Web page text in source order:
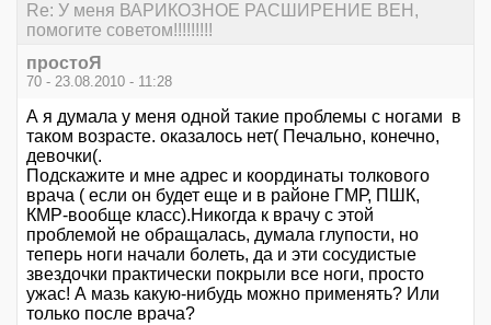
Re: У меня ВАРИКОЗНОЕ РАСШИРЕНИЕ ВЕН,
помогите советом!!!!!!!!!
простоЯ
70 - 23.08.2010 - 11:28
А я думала у меня одной такие проблемы с ногами в
таком возрасте. оказалось нет( Печально, конечно,
девочки(.
Подскажите и мне адрес и координаты толкового
врача ( если он будет еще и в районе ГМР, ПШК,
КМР-вообще класс).Никогда к врачу с этой
проблемой не обращалась, думала глупости, но
теперь ноги начали болеть, да и эти сосудистые
звездочки практически покрыли все ноги, просто
ужас! А мазь какую-нибудь можно применять? Или
только после врача?